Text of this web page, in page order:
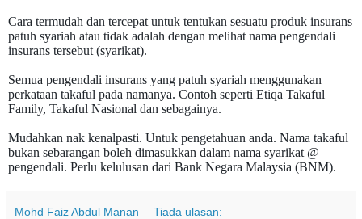
Cara termudah dan tercepat untuk tentukan sesuatu produk insurans
patuh syariah atau tidak adalah dengan melihat nama pengendali
insurans tersebut (syarikat).
Semua pengendali insurans yang patuh syariah menggunakan
perkataan takaful pada namanya. Contoh seperti Etiqa Takaful
Family, Takaful Nasional dan sebagainya.
Mudahkan nak kenalpasti. Untuk pengetahuan anda. Nama takaful
bukan sebarangan boleh dimasukkan dalam nama syarikat @
pengendali. Perlu kelulusan dari Bank Negara Malaysia (BNM).
Mohd Faiz Abdul Manan Tiada ulasan: